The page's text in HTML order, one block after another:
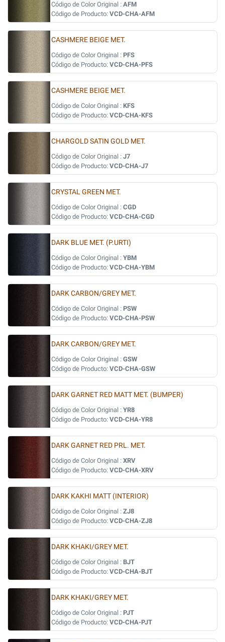
Código de Color Original : AFM
Código de Producto: VCD-CHA-AFM
CASHMERE BEIGE MET.
Código de Color Original : PFS
Código de Producto: VCD-CHA-PFS
CASHMERE BEIGE MET.
Código de Color Original : KFS
Código de Producto: VCD-CHA-KFS
CHARGOLD SATIN GOLD MET.
Código de Color Original : J7
Código de Producto: VCD-CHA-J7
CRYSTAL GREEN MET.
Código de Color Original : CGD
Código de Producto: VCD-CHA-CGD
DARK BLUE MET. (P.URTI)
Código de Color Original : YBM
Código de Producto: VCD-CHA-YBM
DARK CARBON/GREY MET.
Código de Color Original : PSW
Código de Producto: VCD-CHA-PSW
DARK CARBON/GREY MET.
Código de Color Original : GSW
Código de Producto: VCD-CHA-GSW
DARK GARNET RED MATT MET. (BUMPER)
Código de Color Original : YR8
Código de Producto: VCD-CHA-YR8
DARK GARNET RED PRL. MET.
Código de Color Original : XRV
Código de Producto: VCD-CHA-XRV
DARK KAKHI MATT (INTERIOR)
Código de Color Original : ZJ8
Código de Producto: VCD-CHA-ZJ8
DARK KHAKI/GREY MET.
Código de Color Original : BJT
Código de Producto: VCD-CHA-BJT
DARK KHAKI/GREY MET.
Código de Color Original : PJT
Código de Producto: VCD-CHA-PJT